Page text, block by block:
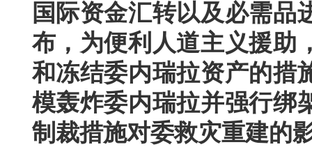
国际资金汇转以及必需品
布，为便利人道主义援助
和冻结委内瑞拉资产的措
模轰炸委内瑞拉并强行绑
制裁措施对委救灾重建的